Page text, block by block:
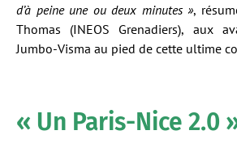
d’à peine une ou deux minutes »,
Thomas (INEOS Grenadiers), aux
Jumbo-Visma au pied de cette ultime
« Un Paris-Nice 2.0